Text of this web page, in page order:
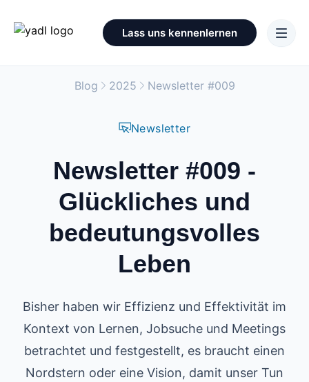
Lass uns kennenlernen
Blog 2025 Newsletter #009
Newsletter
Newsletter #009 -
Glückliches und
bedeutungsvolles
Leben
Bisher haben wir Effizienz und Effektivität im
Kontext von Lernen, Jobsuche und Meetings
betrachtet und festgestellt, es braucht einen
Nordstern oder eine Vision, damit unser Tun